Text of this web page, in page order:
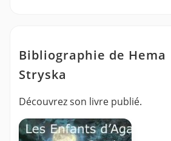
Bibliographie de Hema
Stryska
Découvrez son livre publié.